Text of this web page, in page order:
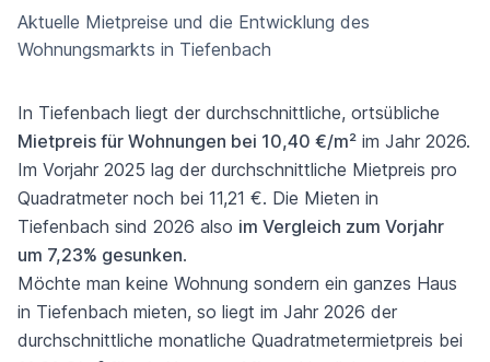
Aktuelle Mietpreise und die Entwicklung des
Wohnungsmarkts in Tiefenbach
In Tiefenbach liegt der durchschnittliche, ortsübliche
Mietpreis für Wohnungen bei 10,40 €/m² im Jahr 2026.
Im Vorjahr 2025 lag der durchschnittliche Mietpreis pro
Quadratmeter noch bei 11,21 €. Die Mieten in
Tiefenbach sind 2026 also im Vergleich zum Vorjahr
um 7,23% gesunken.
Möchte man keine Wohnung sondern ein ganzes Haus
in Tiefenbach mieten, so liegt im Jahr 2026 der
durchschnittliche monatliche Quadratmetermietpreis bei